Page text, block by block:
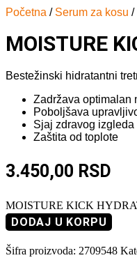
Početna / Serum za kosu /
MOISTURE
Bestežinski hidratantni
Zadržava optimalan
Poboljšava
Sjaj zdravog izgleda
Zaštita od toplote
3.450,00 RSD
MOISTURE KICK
DODAJ U KORPU
Šifra proizvoda: 2709548